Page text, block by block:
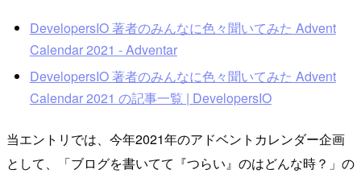
DevelopersIO 著者のみんなに色々聞いてみた Advent
Calendar 2021 - Adventar
DevelopersIO 著者のみんなに色々聞いてみた Advent
Calendar 2021 の記事一覧 | DevelopersIO
当エントリでは、今年2021年のアドベントカレンダー企画
として、「ブログを書いてて『つらい』のはどんな時？」の